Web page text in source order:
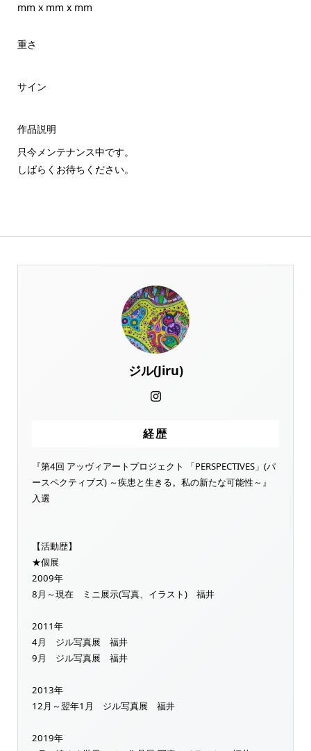
mm x mm x mm
重さ
サイン
作品説明
只今メンテナンス中です。
しばらくお待ちください。
ジル(Jiru)
経歴
『第4回 アッヴィアートプロジェクト 「PERSPECTIVES」(パ
ースペクティブズ) ～疾患と生きる。私の新たな可能性～』
入選
【活動歴】
★個展
2009年
8月～現在 ミニ展示(写真、イラスト) 福井
2011年
4月 ジル写真展 福井
9月 ジル写真展 福井
2013年
12月～翌年1月 ジル写真展 福井
2019年